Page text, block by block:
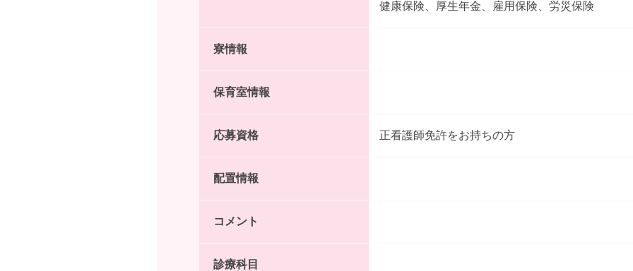
健康保険、厚生年金、雇用保険、労災保険
寮情報
保育室情報
応募資格 正看護師免許をお持ちの方
配置情報
コメント
診療科目